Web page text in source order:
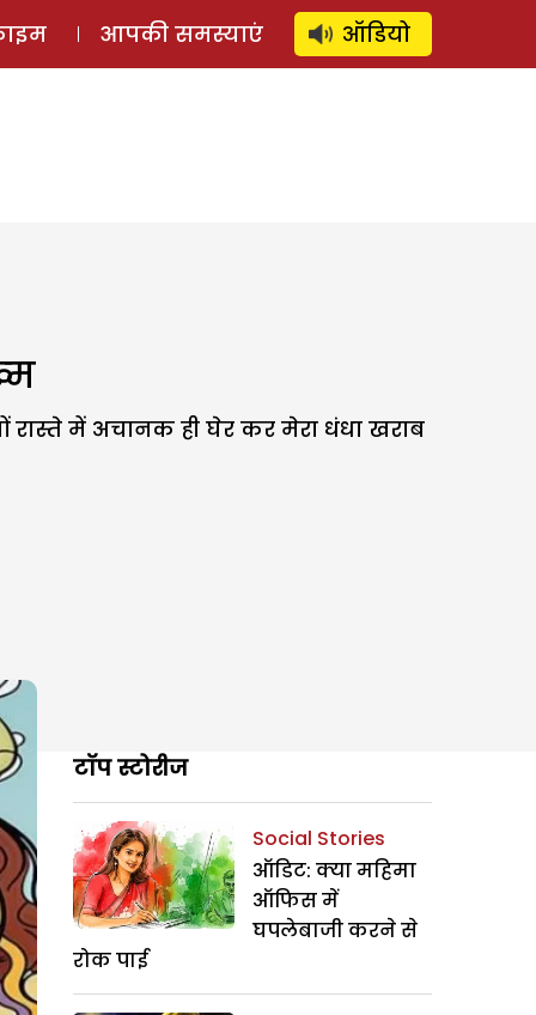
लॉग इन ⚲ SUBSCRIBE
आपकी समस्याएं ऑडियो
में अचानक ही घेर कर मेरा धंधा खराब
टॉप स्टोरीज
Social Stories
ऑडिट: क्या महिमा
ऑफिस में
घपलेबाजी करने से
रोक पाई